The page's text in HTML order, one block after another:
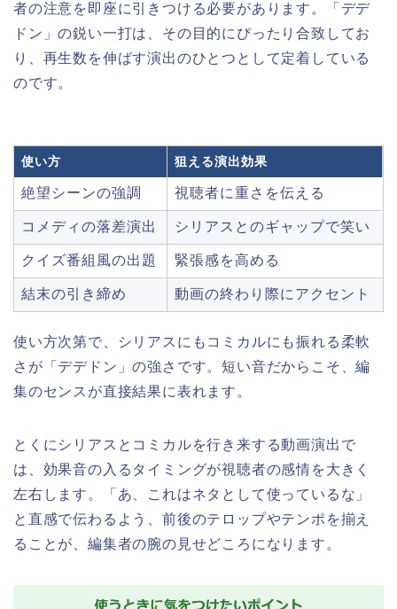
者の注意を即座に引きつける必要があります。「デデ
ドン」の鋭い一打は、その目的にぴったり合致してお
り、再生数を伸ばす演出のひとつとして定着している
のです。
使い方 狙える演出効果
絶望シーンの強調 視聴者に重さを伝える
コメディの落差演出 シリアスとのギャップで笑い
クイズ番組風の出題 緊張感を高める
結末の引き締め 動画の終わり際にアクセント
使い方次第で、シリアスにもコミカルにも振れる柔軟
さが「デデドン」の強さです。短い音だからこそ、編
集のセンスが直接結果に表れます。
とくにシリアスとコミカルを行き来する動画演出で
は、効果音の入るタイミングが視聴者の感情を大きく
左右します。「あ、これはネタとして使っているな」
と直感で伝わるよう、前後のテロップやテンポを揃え
ることが、編集者の腕の見せどころになります。